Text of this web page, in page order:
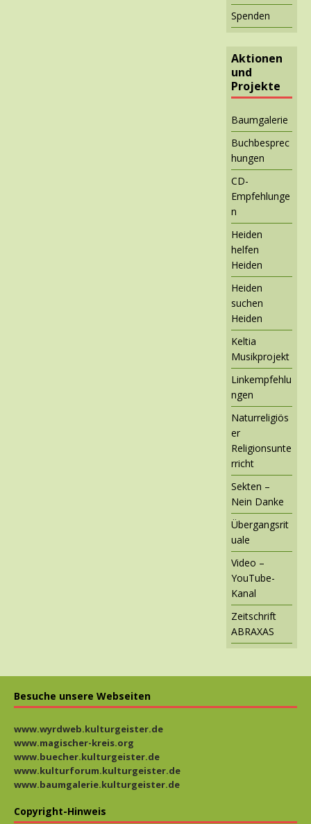
Spenden
Aktionen
und
Projekte
Baumgalerie
Buchbesprec
hungen
CD-
Empfehlunge
n
Heiden
helfen
Heiden
Heiden
suchen
Heiden
Keltia
Musikprojekt
Linkempfehlu
ngen
Naturreligiös
er
Religionsunte
rricht
Sekten –
Nein Danke
Übergangsrit
uale
Video –
YouTube-
Kanal
Zeitschrift
ABRAXAS
Besuche unsere Webseiten
www.wyrdweb.kulturgeister.de
www.magischer-kreis.org
www.buecher.kulturgeister.de
www.kulturforum.kulturgeister.de
www.baumgalerie.kulturgeister.de
Copyright-Hinweis